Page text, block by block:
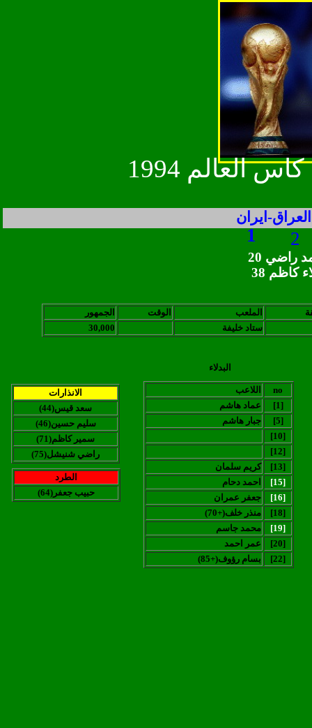
العالم 1994
العراق-ايران
الجمهور الوقت الملعب
30,000
ستاد خليفة
اللاعب
no
عماد هاشم
[1]
جبار هاشم
[5]
[10]
[12]
كريم سلمان
[13]
احمد دحام
[15]
جعفر عمران
[16]
(منذر خلف(+70
[18]
محمد جاسم
[19]
عمر احمد
[20]
(بسام رؤوف(+85
[22]
الانذارات
(سعد قيس(44
(سليم حسين(46
(سمير كاظم(71
(راضي شنيشل(75
البدلاء
2
1
راضي 20
كاظم 38
الطرد
(حبيب جعفر(64